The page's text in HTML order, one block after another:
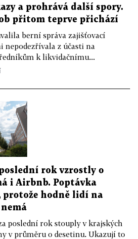
a prohrává další spory.
přitom teprve přichází
berní správa zajišťovací
z účasti na
k likvidačnímu...
rok vzrostly o
i Airbnb. Poptávka
protože hodně lidí na
poslední rok stouply v krajských
v průměru o desetinu. Ukazují to